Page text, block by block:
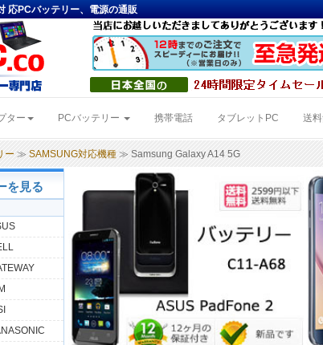
応PCバッテリー、電源の通販
ター PCバッテリー 携帯電話 タブレットPC 送
ー ≫SAMSUNG対応機種 ≫ Samsung Galaxy A14 5G
を見る